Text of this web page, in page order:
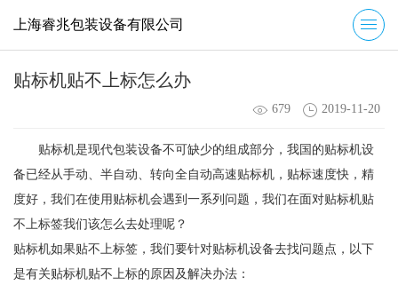
上海睿兆包装设备有限公司
贴标机贴不上标怎么办
679 2019-11-20
贴标机是现代包装设备不可缺少的组成部分，我国的贴标机设
备已经从手动、半自动、转向全自动高速贴标机，贴标速度快，精
度好，我们在使用贴标机会遇到一系列问题，我们在面对贴标机贴
不上标签我们该怎么去处理呢？
贴标机如果贴不上标签，我们要针对贴标机设备去找问题点，以下
是有关贴标机贴不上标的原因及解决办法：